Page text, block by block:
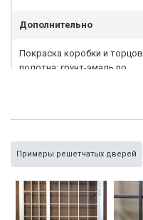
Дополнительно
Покраска коробки и торцов
полотна: грунт-эмаль по
Примеры решетчатых дверей